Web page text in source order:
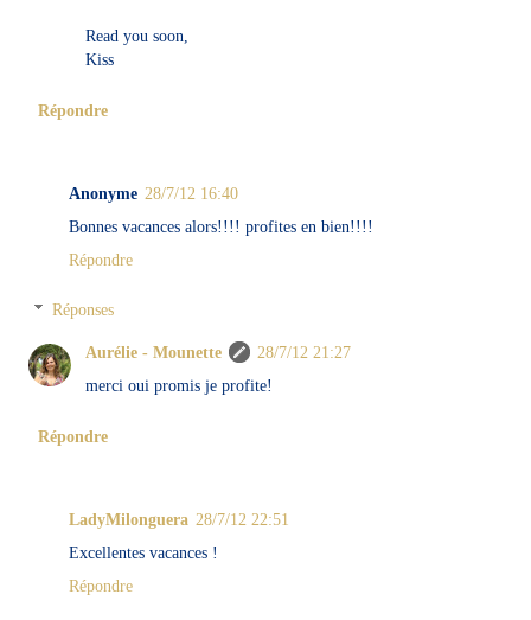
Read you soon,
Kiss
Répondre
Anonyme 28/7/12 16:40
Bonnes vacances alors!!!! profites en bien!!!!
Répondre
Réponses
Aurélie - Mounette
28/7/12 21:27
merci oui promis je profite!
Répondre
LadyMilonguera 28/7/12 22:51
Excellentes vacances !
Répondre